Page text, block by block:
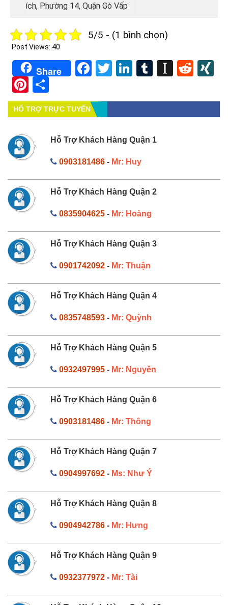
ích, Phường 14, Quận Gò Vấp
5/5 - (1 bình chọn)
Post Views: 40
Share Facebook
TwitterLinkedIn
Tumblr
Pinterest
HỔ TRỢ TRỰC TUYẾN
Hỗ Trợ Khách Hàng Quận 1
0903181486- Mr: Huy
Hỗ Trợ Khách Hàng Quận 2
0835904625- Mr: Hoàng
Hỗ Trợ Khách Hàng Quận 3
0901742092- Mr: Thuận
Hỗ Trợ Khách Hàng Quận 4
0835748593- Mr: Quỳnh
Hỗ Trợ Khách Hàng Quận 5
0932497995- Mr: Nguyên
Hỗ Trợ Khách Hàng Quận 6
0903181486- Mr: Thông
Hỗ Trợ Khách Hàng Quận 7
0904997692- Ms: Như Ý
Hỗ Trợ Khách Hàng Quận 8
0904942786- Mr: Hưng
Hỗ Trợ Khách Hàng Quận 9
0932377972- Mr: Tài